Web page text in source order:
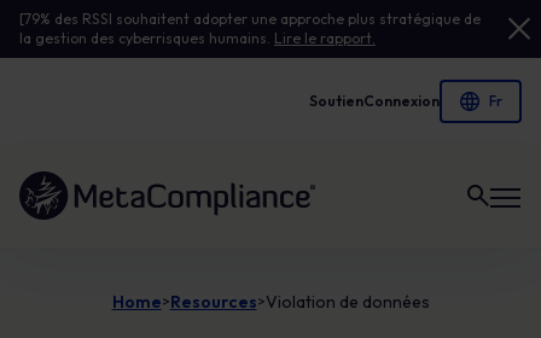
[79% des RSSI souhaitent adopter une approche plus stratégique de
la gestion des cyberrisques humains. Lire le rapport.
SoutienConnexion
Lien vers la page d'accueil
Home>Resources>Violation de données